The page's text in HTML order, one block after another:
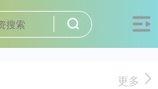
更多